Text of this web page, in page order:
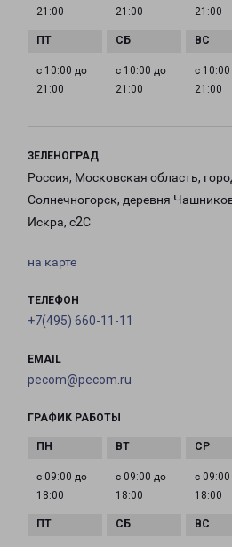
21:00
21:00
21:00
с 10:00 до
21:00
с 10:00 до
21:00
с
21:00
ЗЕЛЕНОГРАД
Россия, Московская область,
Солнечногорск, деревня
Искра, с2С
на карте
ТЕЛЕФОН
+7(495) 660-11-11
EMAIL
pecom@pecom.ru
ГРАФИК РАБОТЫ
с 09:00 до
18:00
с 09:00 до
18:00
с
18:00